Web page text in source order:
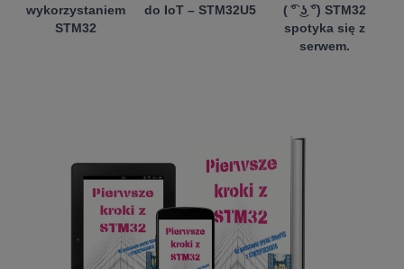
wykorzystaniem
STM32
do IoT – STM32U5
( ͡° ͜ʖ ͡°) STM32
spotyka się z
serwem.